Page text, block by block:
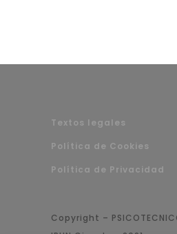
Textos legales
Política de Cookies
Política de Privacidad
Copyright –